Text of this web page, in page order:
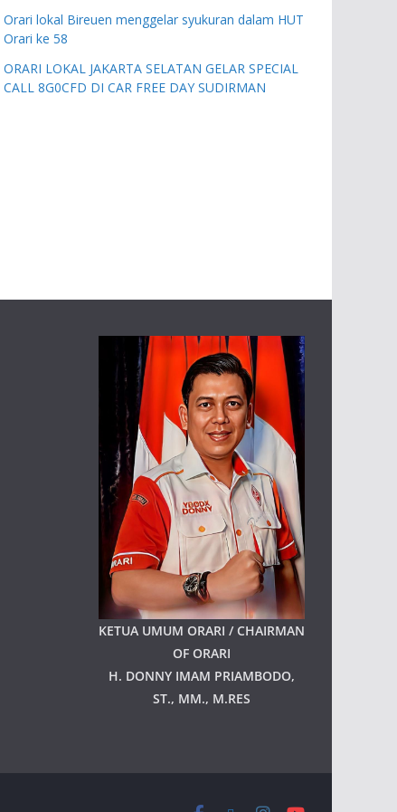
Orari lokal Bireuen menggelar syukuran dalam HUT
Orari ke 58
ORARI LOKAL JAKARTA SELATAN GELAR SPECIAL
CALL 8G0CFD DI CAR FREE DAY SUDIRMAN
KETUA UMUM ORARI / CHAIRMAN
OF ORARI
H. DONNY IMAM PRIAMBODO,
ST., MM., M.RES